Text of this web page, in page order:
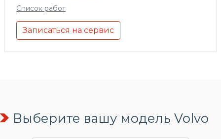
Список работ
Записаться на сервис
Выберите вашу модель Volvo